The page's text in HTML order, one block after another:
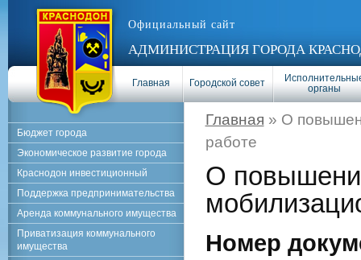
Официальный сайт
АДМИНИСТРАЦИЯ ГОРОДА
Главная Городской совет
органы
Главная » О
работе
О
Номер
Бюджет города
Экономическое развитие города
Краснодон инвестиционный
Поддержка предпринимательства
Аренда коммунального имущества
Приватизация коммунального
имущества